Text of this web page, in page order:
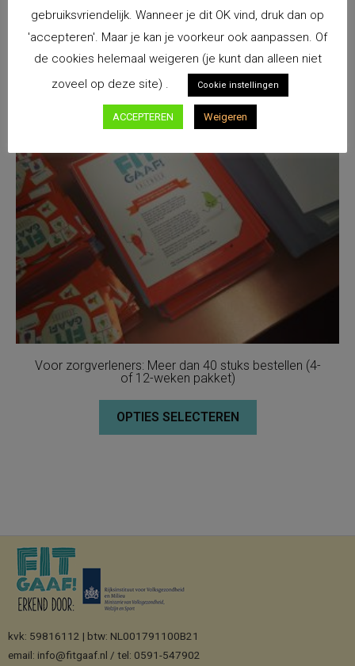
Voor zorgverleners: Meer dan 40 stuks bestellen (4-
of 12-weken pakket)
OPTIES SELECTEREN
kvk: 59816112 | btw: NL001791100B21
email: info@fitgaaf.nl / tel: 0591-547902
gebruiksvriendelijk. Wanneer je dit OK vind, druk dan op
'accepteren'. Maar je kan je voorkeur ook aanpassen. Of
de cookies helemaal weigeren (je kunt dan alleen niet
zoveel op deze site) .
Cookie instellingen
ACCEPTEREN Weigeren